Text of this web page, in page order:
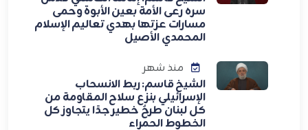
سره رعى الأمة بعين الأبوة وحمى
مسارات عزتها بهدي تعاليم الإسلام
المحمدي الأصيل
منذ شهر
الشيخ قاسم: ربط الانسحاب
الإسرائيلي بنزع سلاح المقاومة من
كل لبنان طرحٌ خطير جدًا يتجاوز كل
الخطوط الحمراء